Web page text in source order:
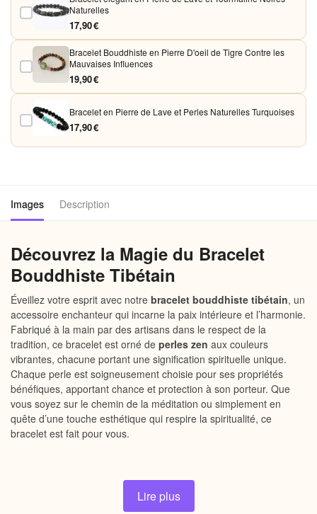
Naturelles
17,90 €
Bracelet Bouddhiste en Pierre D'oeil de Tigre Contre les
Mauvaises Influences
19,90 €
Bracelet en Pierre de Lave et Perles Naturelles Turquoises
17,90 €
Images Description
Découvrez la Magie du Bracelet
Bouddhiste Tibétain
Éveillez votre esprit avec notre bracelet bouddhiste tibétain, un
accessoire enchanteur qui incarne la paix intérieure et l’harmonie.
Fabriqué à la main par des artisans dans le respect de la
tradition, ce bracelet est orné de perles zen aux couleurs
vibrantes, chacune portant une signification spirituelle unique.
Chaque perle est soigneusement choisie pour ses propriétés
bénéfiques, apportant chance et protection à son porteur. Que
vous soyez sur le chemin de la méditation ou simplement en
quête d’une touche esthétique qui respire la spiritualité, ce
bracelet est fait pour vous.
Pourquoi choisir notre Bracelet
Bouddhiste Tibétain
Lire plus